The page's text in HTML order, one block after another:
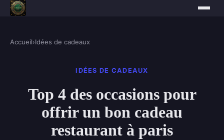
Accueil›Idées de cadeaux
IDÉES DE CADEAUX
Top 4 des occasions pour
offrir un bon cadeau
restaurant à paris